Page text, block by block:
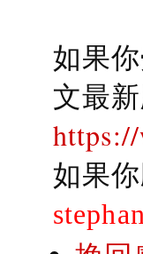
如果
文最
如果